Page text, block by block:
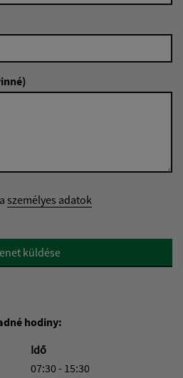
személyes adatok
küldése
hodiny:
Idő
07:30 - 15:30